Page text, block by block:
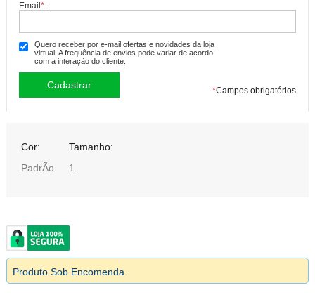
Email*:
Quero receber por e-mail ofertas e novidades da loja
virtual. A frequência de envios pode variar de acordo
com a interação do cliente.
*Campos obrigatórios
Cor:
PadrÃo
Tamanho:
1
Produto Sob Encomenda